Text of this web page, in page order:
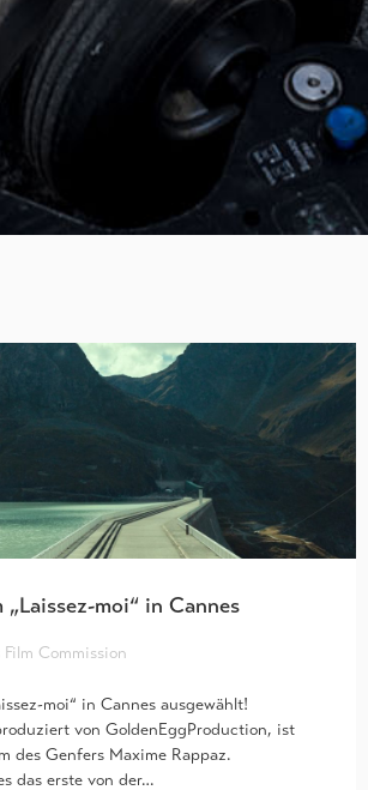
moi“ in Cannes
Film Commission
moi“ in Cannes ausgewählt!
von GoldenEggProduction, ist
des Genfers Maxime Rappaz.
das erste von der…